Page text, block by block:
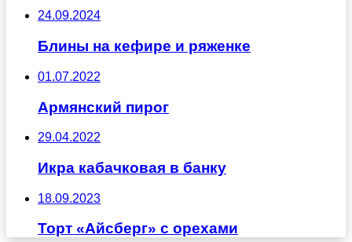
24.09.2024
Блины на кефире и ряженке
01.07.2022
Армянский пирог
29.04.2022
Икра кабачковая в банку
18.09.2023
Торт «Айсберг» с орехами